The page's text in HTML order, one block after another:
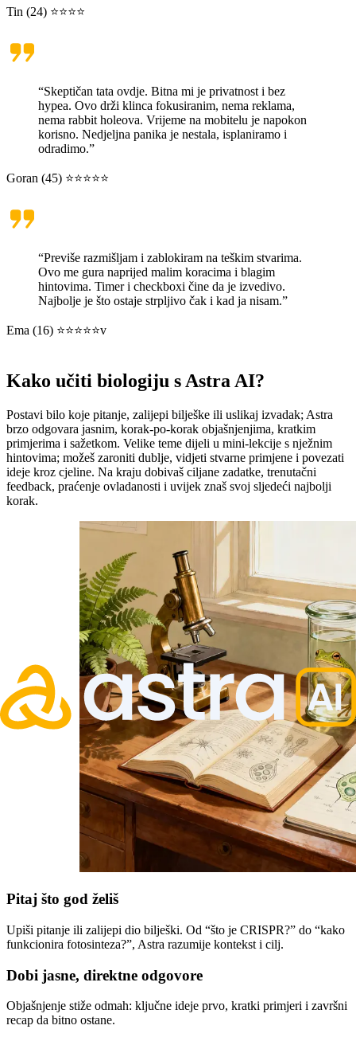
Tin (24) ⭐⭐⭐⭐
“Skeptičan tata ovdje. Bitna mi je privatnost i bez
hypea. Ovo drži klinca fokusiranim, nema reklama,
nema rabbit holeova. Vrijeme na mobitelu je napokon
korisno. Nedjeljna panika je nestala, isplaniramo i
odradimo.”
Goran (45) ⭐⭐⭐⭐⭐
“Previše razmišljam i zablokiram na teškim stvarima.
Ovo me gura naprijed malim koracima i blagim
hintovima. Timer i checkboxi čine da je izvedivo.
Najbolje je što ostaje strpljivo čak i kad ja nisam.”
Ema (16) ⭐⭐⭐⭐⭐v
Kako učiti biologiju s Astra AI?
Postavi bilo koje pitanje, zalijepi bilješke ili uslikaj izvadak; Astra
brzo odgovara jasnim, korak-po-korak objašnjenjima, kratkim
primjerima i sažetkom. Velike teme dijeli u mini-lekcije s nježnim
hintovima; možeš zaroniti dublje, vidjeti stvarne primjene i povezati
ideje kroz cjeline. Na kraju dobivaš ciljane zadatke, trenutačni
feedback, praćenje ovladanosti i uvijek znaš svoj sljedeći najbolji
korak.
Pitaj što god želiš
Upiši pitanje ili zalijepi dio bilješki. Od “što je CRISPR?” do “kako
funkcionira fotosinteza?”, Astra razumije kontekst i cilj.
Dobi jasne, direktne odgovore
Objašnjenje stiže odmah: ključne ideje prvo, kratki primjeri i završni
recap da bitno ostane.